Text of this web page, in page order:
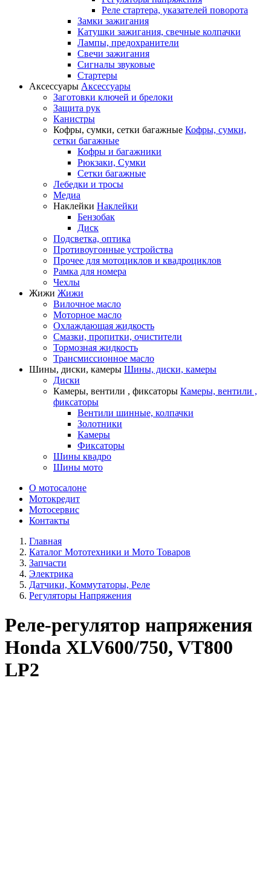
Реле стартера, указателей поворота
Замки зажигания
Катушки зажигания, свечные колпачки
Лампы, предохранители
Свечи зажигания
Сигналы звуковые
Стартеры
Аксессуары Аксессуары
Заготовки ключей и брелоки
Защита рук
Канистры
Кофры, сумки, сетки багажные Кофры, сумки,
сетки багажные
Кофры и багажники
Рюкзаки, Сумки
Сетки багажные
Лебедки и тросы
Медиа
Наклейки Наклейки
Бензобак
Диск
Подсветка, оптика
Противоугонные устройства
Прочее для мотоциклов и квадроциклов
Рамка для номера
Чехлы
Жижи Жижи
Вилочное масло
Моторное масло
Охлаждающая жидкость
Смазки, пропитки, очистители
Тормозная жидкость
Трансмиссионное масло
Шины, диски, камеры Шины, диски, камеры
Диски
Камеры, вентили , фиксаторы Камеры, вентили ,
фиксаторы
Вентили шинные, колпачки
Золотники
Камеры
Фиксаторы
Шины квадро
Шины мото
О мотосалоне
Мотокредит
Мотосервис
Контакты
Главная
Каталог Мототехники и Мото Товаров
Запчасти
Электрика
Датчики, Коммутаторы, Реле
Регуляторы Напряжения
Реле-регулятор напряжения
Honda XLV600/750, VT800
LP2